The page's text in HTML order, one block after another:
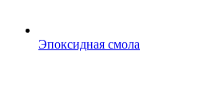
Эпоксидная смола